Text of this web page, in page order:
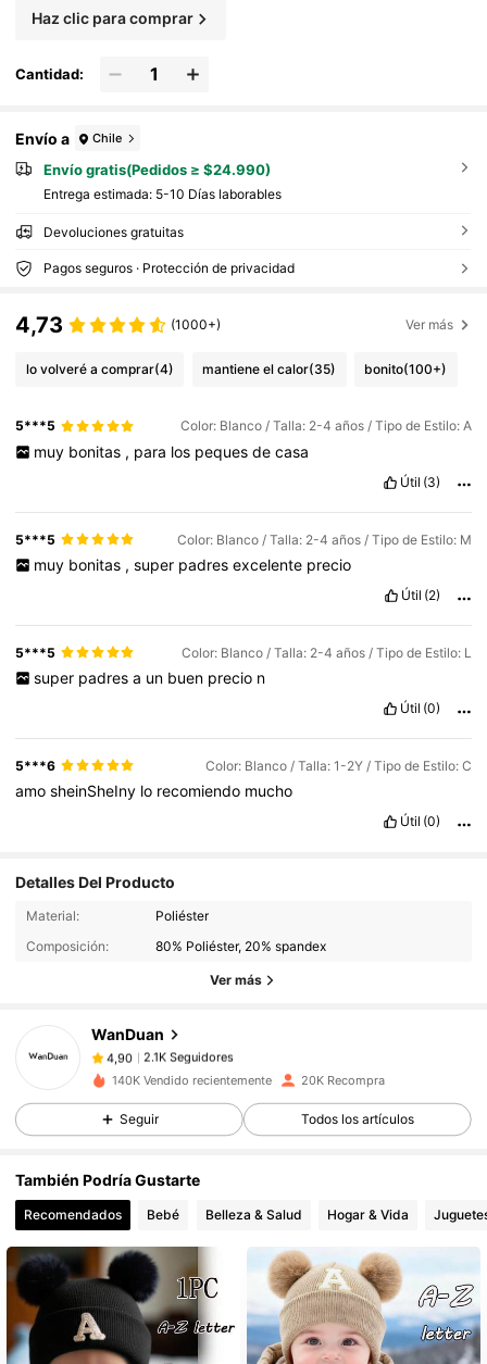
Haz clic para comprar
Cantidad:
Envío a Chile
Envío gratis(Pedidos ≥ $24.990)
Entrega estimada: 5-10 Días laborables
Devoluciones gratuitas
Pagos seguros · Protección de privacidad
4,73 (1000+) Ver más
lo volveré a comprar(4) mantiene el calor(35) bonito(100+)
5***5 Color: Blanco / Talla: 2-4 años / Tipo de Estilo: A
muy bonitas , para los peques de casa
Útil (3)
5***5 Color: Blanco / Talla: 2-4 años / Tipo de Estilo: M
muy bonitas , super padres excelente precio
Útil (2)
5***5 Color: Blanco / Talla: 2-4 años / Tipo de Estilo: L
super padres a un buen precio n
Útil (0)
5***6 Color: Blanco / Talla: 1-2Y / Tipo de Estilo: C
amosheinSheIny lo recomiendo mucho
Útil (0)
Detalles Del Producto
Material:
Poliéster
Composición:
80% Poliéster, 20% spandex
Ver más
WanDuan
2.1K Seguidores
2.1K Seguidores
4,90
2.1K Seguidores
o***1pagóHace 1 día
4,90 2.1K Seguidores
4,90
4,90 2.1K Seguidores
4,90
140K Vendido recientemente 20K Recompra
Seguir Todos los artículos
También Podría Gustarte
Recomendados Bebé Belleza & Salud Hogar & Vida